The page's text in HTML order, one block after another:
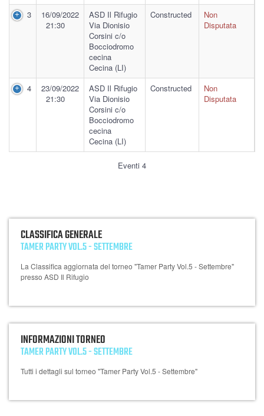
3
16/09/2022
21:30
ASD Il Rifugio
Via Dionisio
Corsini c/o
Bocciodromo
cecina
Cecina (LI)
Constructed
Non
Disputata
4
23/09/2022
21:30
ASD Il Rifugio
Via Dionisio
Corsini c/o
Bocciodromo
cecina
Cecina (LI)
Constructed
Non
Disputata
Eventi 4
CLASSIFICA GENERALE
TAMER PARTY VOL.5 - SETTEMBRE
La Classifica aggiornata del torneo "Tamer Party Vol.5 - Settembre"
presso ASD Il Rifugio
INFORMAZIONI TORNEO
TAMER PARTY VOL.5 - SETTEMBRE
Tutti i dettagli sul torneo "Tamer Party Vol.5 - Settembre"